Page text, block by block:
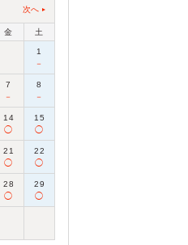
次へ
金 土
1
－
7
－
8
－
14
◯
15
◯
21
◯
22
◯
28
◯
29
◯